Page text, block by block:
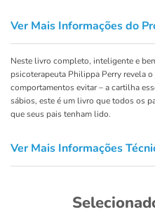
Ver Mais Informações do
Neste livro completo, inteligente e
psicoterapeuta Philippa Perry revela
comportamentos evitar – a cartilha
sábios, este é um livro que todos os
que seus pais tenham lido.
Ver Mais Informações